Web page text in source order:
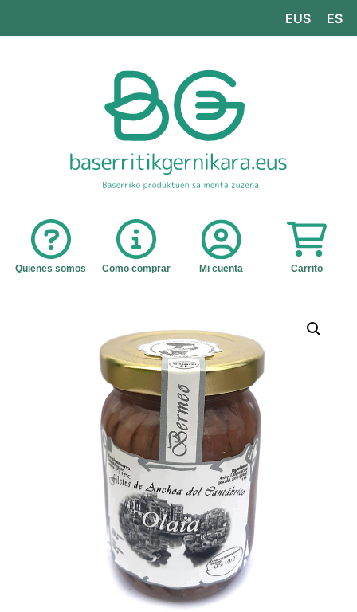
EUS ES
Quienes somos Como comprar Mi cuenta Carrito